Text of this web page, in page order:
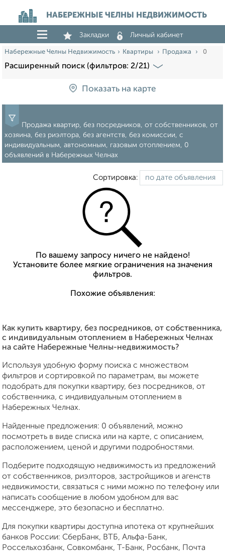
НАБЕРЕЖНЫЕ ЧЕЛНЫ НЕДВИЖИМОСТЬ
Закладки Личный кабинет
Набережные Челны Недвижимость Квартиры Продажа 0
Расширенный поиск (фильтров: 2/21)
Показать на карте
Продажа квартир, без посредников, от собственников, от
хозяина, без риэлтора, без агентств, без комиссии, с
индивидуальным, автономным, газовым отоплением, 0
объявлений в Набережных Челнах
Сортировка:
По вашему запросу ничего не найдено!
Установите более мягкие ограничения на значения
фильтров.
Похожие объявления:
Как купить квартиру, без посредников, от собственника,
с индивидуальным отоплением в Набережных Челнах
на сайте Набережные Челны-недвижимость?
Используя удобную форму поиска с множеством
фильтров и сортировкой по параметрам, вы можете
подобрать для покупки квартиру, без посредников, от
собственника, с индивидуальным отоплением в
Набережных Челнах.
Найденные предложения: 0 объявлений, можно
посмотреть в виде списка или на карте, с описанием,
расположением, ценой и другими подробностями.
Подберите подходящую недвижимость из предложений
от собственников, риэлторов, застройщиков и агенств
недвижимости, связаться с ними можно по телефону или
написать сообщение в любом удобном для вас
мессенджере, это безопасно и бесплатно.
Для покупки квартиры доступна ипотека от крупнейших
банков России: СберБанк, ВТБ, Альфа-Банк,
Россельхозбанк, Совкомбанк, Т-Банк, Росбанк, Почта